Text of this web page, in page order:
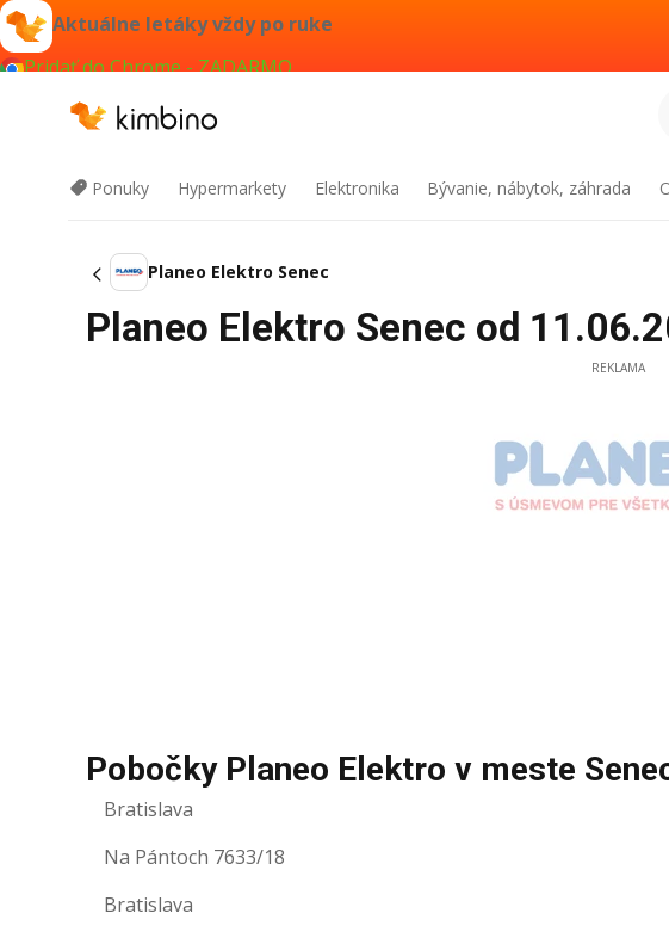
Aktuálne letáky vždy po ruke
Pridať do Chrome - ZADARMO
Ponuky Hypermarkety Elektronika Bývanie, nábytok, záhrada
Planeo Elektro Senec
Planeo Elektro Senec od
REKLAMA
Pobočky Planeo Elektro v meste
Bratislava
Na Pántoch 7633/18
Bratislava